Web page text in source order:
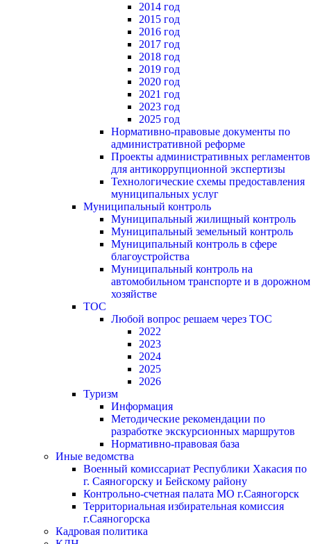
2014 год
2015 год
2016 год
2017 год
2018 год
2019 год
2020 год
2021 год
2023 год
2025 год
Нормативно-правовые документы по
административной реформе
Проекты административных регламентов
для антикоррупционной экспертизы
Технологические схемы предоставления
муниципальных услуг
Муниципальный контроль
Муниципальный жилищный контроль
Муниципальный земельный контроль
Муниципальный контроль в сфере
благоустройства
Муниципальный контроль на
автомобильном транспорте и в дорожном
хозяйстве
ТОС
Любой вопрос решаем через ТОС
2022
2023
2024
2025
2026
Туризм
Информация
Методические рекомендации по
разработке экскурсионных маршрутов
Нормативно-правовая база
Иные ведомства
Военный комиссариат Республики Хакасия по
г. Саяногорску и Бейскому району
Контрольно-счетная палата МО г.Саяногорск
Территориальная избирательная комиссия
г.Саяногорска
Кадровая политика